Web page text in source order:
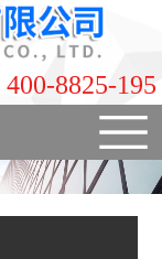
400-8825-195